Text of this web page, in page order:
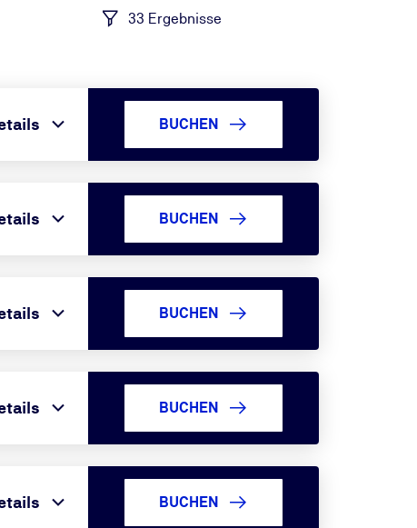
33 Ergebnisse
BUCHEN
BUCHEN
BUCHEN
BUCHEN
BUCHEN